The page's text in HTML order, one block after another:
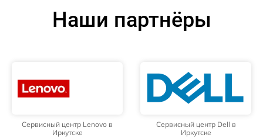
Наши партнёры
Сервисный центр Lenovo в
Иркутске
Сервисный центр Dell в
Иркутске